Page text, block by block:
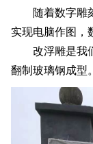
随着数字雕
实现电脑作图，
改浮雕是我
翻制玻璃钢成型